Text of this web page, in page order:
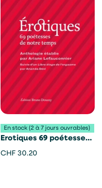
En stock (2 à 7 jours ouvrables)
Erotiques 69 poétesses
de notre temps
CHF 30.20